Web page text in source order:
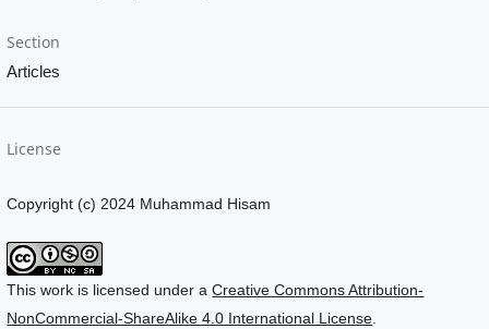
Section
Articles
License
Copyright (c) 2024 Muhammad Hisam
This work is licensed under aCreative Commons Attribution-
NonCommercial-ShareAlike 4.0 International License